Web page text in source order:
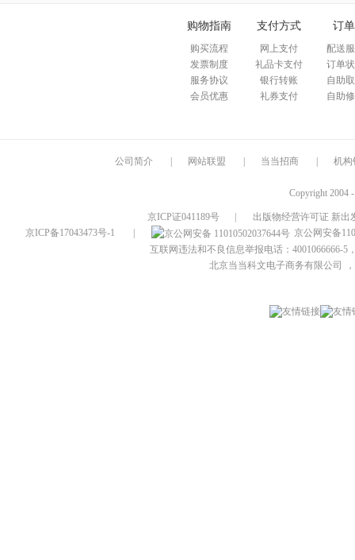
购物指南
购买流程
发票制度
服务协议
会员优惠
支付方式
网上支付
礼品卡支付
银行转账
礼券支付
订
配送
订单
自助
自助
公司简介 网站联盟 当当招商 机构
Copyright 2004
京ICP证041189号
出版物经营许可证 新出
京ICP备17043473号-1
京公网安备
互联网违法和不良信息举报电话：4001066666-5
北京当当科文电子商务有限公司